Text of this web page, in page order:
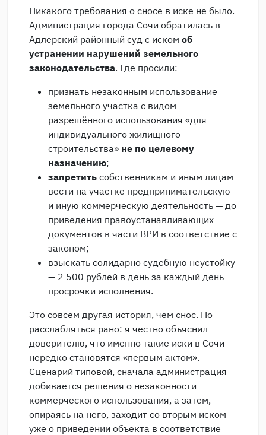
Никакого требования о сносе в иске не было.
Администрация города Сочи обратилась в
Адлерский районный суд с иском об
устранении нарушений земельного
законодательства. Где просили:
признать незаконным использование
земельного участка с видом
разрешённого использования «для
индивидуального жилищного
строительства» не по целевому
назначению;
запретить собственникам и иным лицам
вести на участке предпринимательскую
и иную коммерческую деятельность — до
приведения правоустанавливающих
документов в части ВРИ в соответствие с
законом;
взыскать солидарно судебную неустойку
— 2 500 рублей в день за каждый день
просрочки исполнения.
Это совсем другая история, чем снос. Но
расслабляться рано: я честно объяснил
доверителю, что именно такие иски в Сочи
нередко становятся «первым актом».
Сценарий типовой, сначала администрация
добивается решения о незаконности
коммерческого использования, а затем,
опираясь на него, заходит со вторым иском —
уже о приведении объекта в соответствие